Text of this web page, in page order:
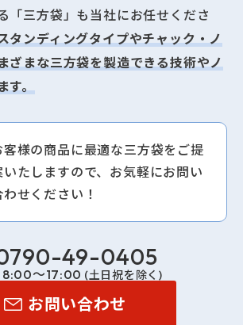
「三方袋」も当社にお任せくださ
タンディングタイプやチャック・ノ
ざまな三方袋を製造できる技術やノ
。
客様の商品に最適な三方袋をご提
いたしますので、お気軽にお問い
わせください！
49-0405
8:00～17:00 (土日祝を除く)
お問い合わせ